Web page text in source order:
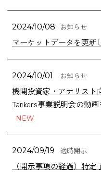
2024/10/08 お知らせ
マーケットデータを更新
2024/10/01 お知らせ
機関投資家・アナリスト
Tankers事業説明会の動
2024/09/19 適時開示
（開示事項の経過）特定